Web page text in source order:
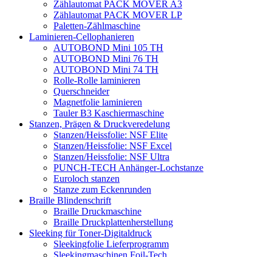
Zählautomat PACK MOVER A3
Zählautomat PACK MOVER LP
Paletten-Zählmaschine
Laminieren-Cellophanieren
AUTOBOND Mini 105 TH
AUTOBOND Mini 76 TH
AUTOBOND Mini 74 TH
Rolle-Rolle laminieren
Querschneider
Magnetfolie laminieren
Tauler B3 Kaschiermaschine
Stanzen, Prägen & Druckveredelung
Stanzen/Heissfolie: NSF Elite
Stanzen/Heissfolie: NSF Excel
Stanzen/Heissfolie: NSF Ultra
PUNCH-TECH Anhänger-Lochstanze
Euroloch stanzen
Stanze zum Eckenrunden
Braille Blindenschrift
Braille Druckmaschine
Braille Druckplattenherstellung
Sleeking für Toner-Digitaldruck
Sleekingfolie Lieferprogramm